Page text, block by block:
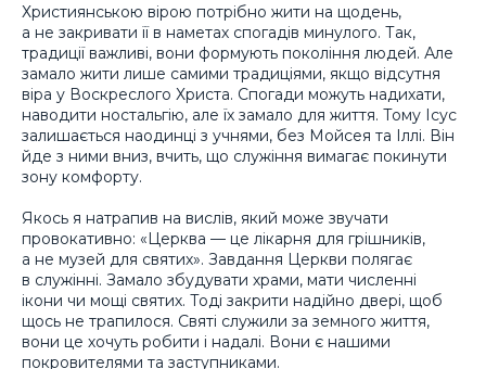
Християнською вірою потрібно жити на щодень,
а не закривати її в наметах спогадів минулого. Так,
традиції важливі, вони формують покоління людей. Але
замало жити лише самими традиціями, якщо відсутня
віра у Воскреслого Христа. Спогади можуть надихати,
наводити ностальгію, але їх замало для життя. Тому Ісус
залишається наодинці з учнями, без Мойсея та Іллі. Він
йде з ними вниз, вчить, що служіння вимагає покинути
зону комфорту.
Якось я натрапив на вислів, який може звучати
провокативно: «Церква — це лікарня для грішників,
а не музей для святих». Завдання Церкви полягає
в служінні. Замало збудувати храми, мати численні
ікони чи мощі святих. Тоді закрити надійно двері, щоб
щось не трапилося. Святі служили за земного життя,
вони це хочуть робити і надалі. Вони є нашими
покровителями та заступниками.